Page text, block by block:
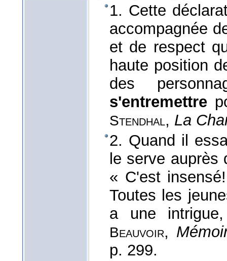
1. Cette
accompagnée
et de respect
haute position
des
s'entremettre
Stendhal, La
2. Quand il
le serve auprès
« C'est
Toutes les
a une
Beauvoir,
p. 299.